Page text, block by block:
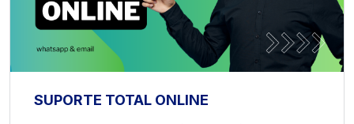
SUPORTE TOTAL ONLINE